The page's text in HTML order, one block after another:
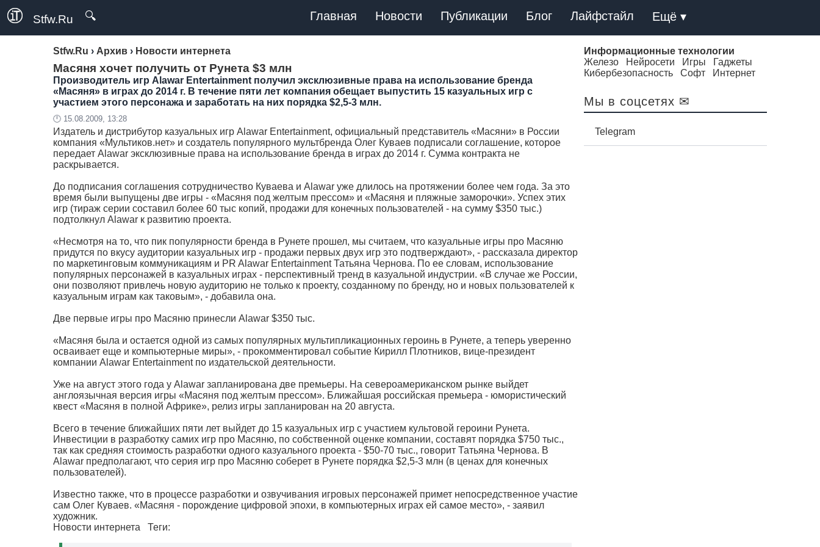
Stfw.Ru 🔍 Главная Новости Публикации Блог Лайфстайл Ещё ▾
Stfw.Ru › Архив › Новости интернета
Масяня хочет получить от Рунета $3 млн
Производитель игр Alawar Entertainment получил эксклюзивные права на использование бренда
«Масяня» в играх до 2014 г. В течение пяти лет компания обещает выпустить 15 казуальных игр с
участием этого персонажа и заработать на них порядка $2,5-3 млн.
🕛 15.08.2009, 13:28
Издатель и дистрибутор казуальных игр Alawar Entertainment, официальный представитель «Масяни» в России
компания «Мультиков.нет» и создатель популярного мультбренда Олег Куваев подписали соглашение, которое
передает Alawar эксклюзивные права на использование бренда в играх до 2014 г. Сумма контракта не
раскрывается.
До подписания соглашения сотрудничество Куваева и Alawar уже длилось на протяжении более чем года. За это
время были выпущены две игры - «Масяня под желтым прессом» и «Масяня и пляжные заморочки». Успех этих
игр (тираж серии составил более 60 тыс копий, продажи для конечных пользователей - на сумму $350 тыс.)
подтолкнул Alawar к развитию проекта.
«Несмотря на то, что пик популярности бренда в Рунете прошел, мы считаем, что казуальные игры про Масяню
придутся по вкусу аудитории казуальных игр - продажи первых двух игр это подтверждают», - рассказала директор
по маркетинговым коммуникациям и PR Alawar Entertainment Татьяна Чернова. По ее словам, использование
популярных персонажей в казуальных играх - перспективный тренд в казуальной индустрии. «В случае же России,
они позволяют привлечь новую аудиторию не только к проекту, созданному по бренду, но и новых пользователей к
казуальным играм как таковым», - добавила она.
Две первые игры про Масяню принесли Alawar $350 тыс.
«Масяня была и остается одной из самых популярных мультипликационных героинь в Рунете, а теперь уверенно
осваивает еще и компьютерные миры», - прокомментировал событие Кирилл Плотников, вице-президент
компании Alawar Entertainment по издательской деятельности.
Уже на август этого года у Alawar запланирована две премьеры. На североамериканском рынке выйдет
англоязычная версия игры «Масяня под желтым прессом». Ближайшая российская премьера - юмористический
квест «Масяня в полной Африке», релиз игры запланирован на 20 августа.
Всего в течение ближайших пяти лет выйдет до 15 казуальных игр с участием культовой героини Рунета.
Инвестиции в разработку самих игр про Масяню, по собственной оценке компании, составят порядка $750 тыс.,
так как средняя стоимость разработки одного казуального проекта - $50-70 тыс., говорит Татьяна Чернова. В
Alawar предполагают, что серия игр про Масяню соберет в Рунете порядка $2,5-3 млн (в ценах для конечных
пользователей).
Известно также, что в процессе разработки и озвучивания игровых персонажей примет непосредственное участие
сам Олег Куваев. «Масяня - порождение цифровой эпохи, в компьютерных играх ей самое место», - заявил
художник.
Новости интернета Теги:
Информационные технологии
Железо
Нейросети Игры
Гаджеты
Кибербезопасность
Софт Интернет
Мы в соцсетях ✉
Telegram